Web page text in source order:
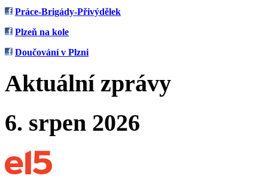
Práce-Brigády-Přivýdělek
Plzeň na kole
Doučování v Plzni
Aktuální zprávy
6. srpen 2026